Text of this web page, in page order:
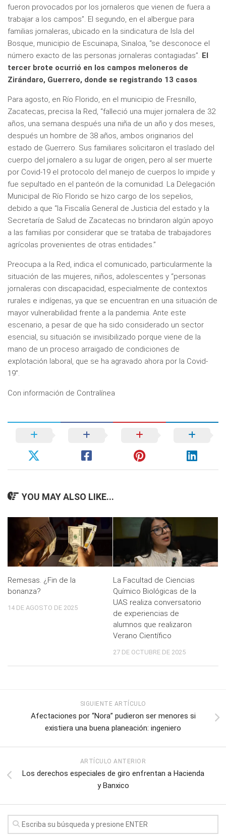
fueron provocados por los jornaleros que vienen de fuera a
trabajar a los campos”. El segundo, en el albergue para
familias jornaleras, ubicado en la sindicatura de Isla del
Bosque, municipio de Escuinapa, Sinaloa, “se desconoce el
número exacto de las personas jornaleras contagiadas”. El
tercer brote ocurrió en los campos meloneros de
Zirándaro, Guerrero, donde se registrando 13 casos.
Para agosto, en Río Florido, en el municipio de Fresnillo,
Zacatecas, precisa la Red, “falleció una mujer jornalera de 32
años, una semana después una niña de un año y dos meses,
después un hombre de 38 años, ambos originarios del
estado de Guerrero. Sus familiares solicitaron el traslado del
cuerpo del jornalero a su lugar de origen, pero al ser muerte
por Covid-19 el protocolo del manejo de cuerpos lo impide y
fue sepultado en el panteón de la comunidad. La Delegación
Municipal de Río Florido se hizo cargo de los sepelios,
debido a que “la Fiscalía General de Justicia del estado y la
Secretaría de Salud de Zacatecas no brindaron algún apoyo
a las familias por considerar que se trataba de trabajadores
agrícolas provenientes de otras entidades.”
Preocupa a la Red, indica el comunicado, particularmente la
situación de las mujeres, niños, adolescentes y “personas
jornaleras con discapacidad, especialmente de contextos
rurales e indígenas, ya que se encuentran en una situación de
mayor vulnerabilidad frente a la pandemia. Ante este
escenario, a pesar de que ha sido considerado un sector
esencial, su situación se invisibilizado porque viene de la
mano de un proceso arraigado de condiciones de
explotación laboral, que se ha agravado ahora por la Covid-
19”.
Con información de Contralínea
YOU MAY ALSO LIKE...
Remesas. ¿Fin de la
bonanza?
14 DE AGOSTO DE 2025
La Facultad de Ciencias
Químico Biológicas de la
UAS realiza conversatorio
de experiencias de
alumnos que realizaron
Verano Científico
27 DE OCTUBRE DE 2025
SIGUIENTE ARTÍCULO
Afectaciones por “Nora” pudieron ser menores si
existiera una buena planeación: ingeniero
ARTÍCULO ANTERIOR
Los derechos especiales de giro enfrentan a Hacienda
y Banxico